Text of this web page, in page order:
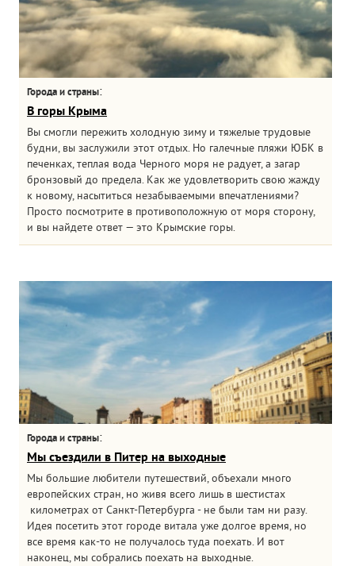
Города и страны:
В горы Крыма
Вы смогли пережить холодную зиму и тяжелые трудовые
будни, вы заслужили этот отдых. Но галечные пляжи ЮБК в
печенках, теплая вода Черного моря не радует, а загар
бронзовый до предела. Как же удовлетворить свою жажду
к новому, насытиться незабываемыми впечатлениями?
Просто посмотрите в противоположную от моря сторону,
и вы найдете ответ — это Крымские горы.
Города и страны:
Мы съездили в Питер на выходные
Мы большие любители путешествий, объехали много
европейских стран, но живя всего лишь в шестистах
километрах от Санкт-Петербурга - не были там ни разу.
Идея посетить этот городе витала уже долгое время, но
все время как-то не получалось туда поехать. И вот
наконец, мы собрались поехать на выходные.